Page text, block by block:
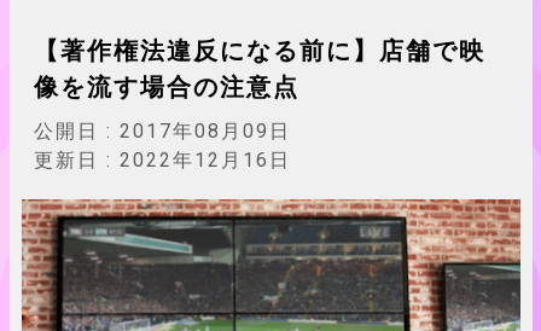
【著作権法違反になる前に】店舗で映
像を流す場合の注意点
公開日 : 2017年08月09日
更新日 : 2022年12月16日